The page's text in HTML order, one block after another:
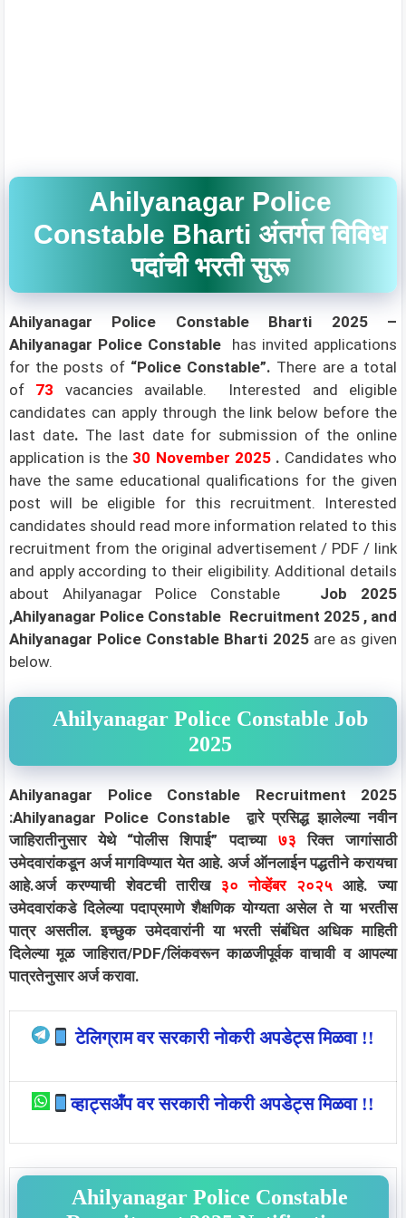
Ahilyanagar Police
Constable Bharti अंतर्गत विविध
पदांची भरती सुरू
Ahilyanagar Police Constable Bharti 2025 –
Ahilyanagar Police Constable has invited applications
for the posts of “Police Constable”. There are a total
of 73 vacancies available. Interested and eligible
candidates can apply through the link below before the
last date. The last date for submission of the online
application is the 30 November 2025 . Candidates who
have the same educational qualifications for the given
post will be eligible for this recruitment. Interested
candidates should read more information related to this
recruitment from the original advertisement / PDF / link
and apply according to their eligibility.Additional details
about Ahilyanagar Police Constable Job 2025
,Ahilyanagar Police Constable Recruitment 2025 , and
Ahilyanagar Police Constable Bharti 2025 are as given
below.
Ahilyanagar Police Constable Job
2025
Ahilyanagar Police Constable Recruitment 2025
:Ahilyanagar Police Constableद्वारे प्रसिद्ध झालेल्या नवीन
जाहिरातीनुसार येथे “पोलीस शिपाई” पदाच्या ७३रिक्त जागांसाठी
उमेदवारांकडून अर्ज मागविण्यात येत आहे. अर्ज ऑनलाईन पद्धतीने करायचा
आहे.अर्ज करण्याची शेवटची तारीख ३०नोव्हेंबर २०२५आहे. ज्या
उमेदवारांकडे दिलेल्या पदाप्रमाणे शैक्षणिक योग्यता असेल ते या भरतीस
पात्र असतील. इच्छुक उमेदवारांनी या भरती संबंधित अधिक माहिती
दिलेल्या मूळ जाहिरात/PDF/लिंकवरून काळजीपूर्वक वाचावी व आपल्या
पात्रतेनुसार अर्ज करावा.
टेलिग्राम वर सरकारी नोकरी अपडेट्स मिळवा !!
व्हाट्सअँप वर सरकारी नोकरी अपडेट्स मिळवा !!
Ahilyanagar Police Constable